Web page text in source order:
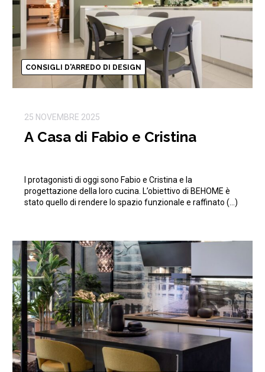
CONSIGLI D'ARREDO DI DESIGN
25 NOVEMBRE 2025
A Casa di Fabio e Cristina
I protagonisti di oggi sono Fabio e Cristina e la
progettazione della loro cucina. L’obiettivo di BEHOME è
stato quello di rendere lo spazio funzionale e raffinato (…)